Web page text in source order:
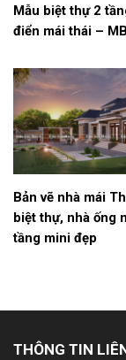
Mẫu biệt thự 2
điển mái thái –
Bản vẽ nhà mái
biệt thự, nhà ống
tầng mini đẹp
THÔNG TIN